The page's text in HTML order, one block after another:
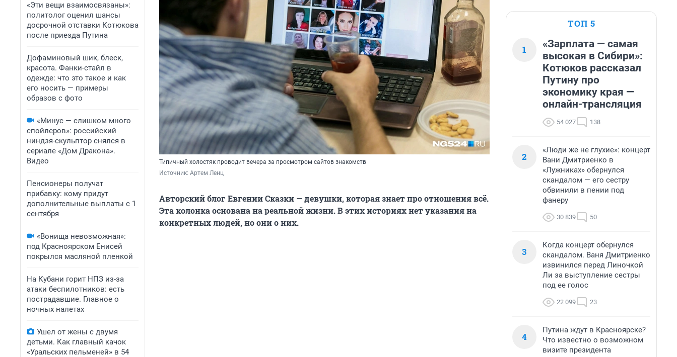
«Эти вещи взаимосвязаны»:
политолог оценил шансы
досрочной отставки Котюкова
после приезда Путина
Дофаминовый шик, блеск,
красота. Фанки-стайл в
одежде: что это такое и как
его носить — примеры
образов с фото
«Минус — слишком много
спойлеров»: российский
ниндзя-скульптор снялся в
сериале «Дом Дракона».
Видео
Пенсионеры получат
прибавку: кому придут
дополнительные выплаты с 1
сентября
«Вонища невозможная»:
под Красноярском Енисей
покрылся масляной пленкой
На Кубани горит НПЗ из-за
атаки беспилотников: есть
пострадавшие. Главное о
ночных налетах
Ушел от жены с двумя
детьми. Как главный качок
«Уральских пельменей» в 54
Типичный холостяк проводит вечера за просмотром сайтов знакомств
Источник: Артем Ленц
Авторский блог Евгении Сказки — девушки, которая знает про отношения всё.
Эта колонка основана на реальной жизни. В этих историях нет указания на
конкретных людей, но они о них.
ТОП 5
1
«Зарплата — самая
высокая в Сибири»:
Котюков рассказал
Путину про
экономику края —
онлайн-трансляция
54 027 138
2
«Люди же не глухие»: концерт
Вани Дмитриенко в
«Лужниках» обернулся
скандалом — его сестру
обвинили в пении под
фанеру
30 839 50
3
Когда концерт обернулся
скандалом. Ваня Дмитриенко
извинился перед Линочкой
Ли за выступление сестры
под ее голос
22 099 23
4
Путина ждут в Красноярске?
Что известно о возможном
визите президента